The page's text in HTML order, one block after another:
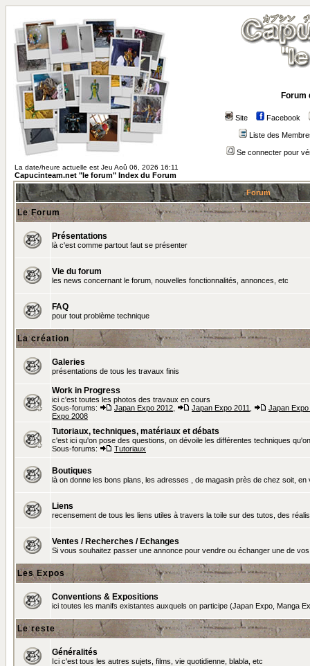
Forum
Site Facebook
Liste des
Se connecter pour
La date/heure actuelle est Jeu Aoû 06, 2026 16:11
Capucinteam.net "le forum" Index du Forum
Forum
Le Forum
Présentations
là c'est comme partout faut se présenter
Vie du forum
les news concernant le forum, nouvelles fonctionnalités, annonces, etc
FAQ
pour tout problème technique
La création
Galeries
présentations de tous les travaux finis
Work in Progress
ici c'est toutes les photos des travaux en cours
Sous-forums:
Japan Expo 2012 Japan Expo 2011
Japan Expo
Expo 2008
Tutoriaux, techniques, matériaux et débats
c'est ici qu'on pose des questions, on dévoile les différentes techniques
Sous-forums:
Tutoriaux
Boutiques
là on donne les bons plans, les adresses , de magasin près de chez soit, en
Liens
recensement de tous les liens utiles à travers la toile sur des tutos, des
Ventes / Recherches / Echanges
Si vous souhaitez passer une annonce pour vendre ou échanger une de
Les Expos
Conventions & Expositions
ici toutes les manifs existantes auxquels on participe (Japan Expo, Manga
Le reste
Généralités
Ici c'est tous les autres sujets, films, vie quotidienne, blabla, etc